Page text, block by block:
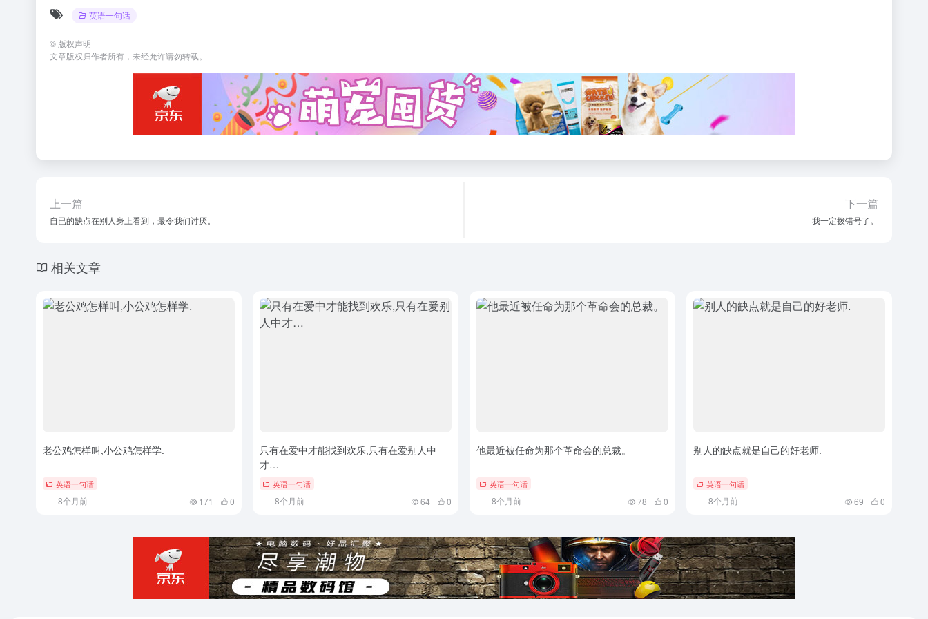
英语一句话
© 版权声明
文章版权归作者所有，未经允许请勿转载。
上一篇
自已的缺点在别人身上看到，最令我们讨厌。
下一篇
我一定拨错号了。
相关文章
老公鸡怎样叫,小公鸡怎样学.
英语一句话
8个月前 171 0
只有在爱中才能找到欢乐,只有在爱别人中
才…
英语一句话
8个月前 64 0
他最近被任命为那个革命会的总裁。
英语一句话
8个月前 78 0
别人的缺点就是自己的好老师.
英语一句话
8个月前 69 0